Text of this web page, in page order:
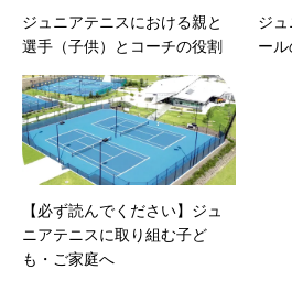
ジュニアテニスにおける親と
選手（子供）とコーチの役割
ジ
ー
【必ず読んでください】ジュ
ニアテニスに取り組む子ど
も・ご家庭へ